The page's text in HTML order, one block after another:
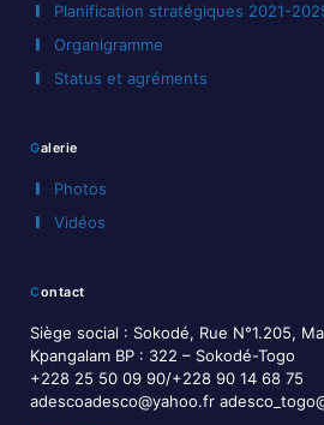
Planification stratégiques 2021-
Organigramme
Status et agréments
Galerie
Photos
Vidéos
Contact
Siège social : Sokodé, Rue N°1.205,
Kpangalam BP : 322 – Sokodé-Togo
+228 25 50 09 90/+228 90 14 68 75
adescoadesco@yahoo.fr